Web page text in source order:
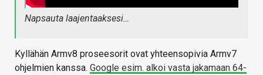
Napsauta laajentaaksesi…
Kyllähän Armv8 proseesorit ovat yhteensopivia Armv7
ohjelmien kanssa. Google esim. alkoi vasta jakamaan 64-